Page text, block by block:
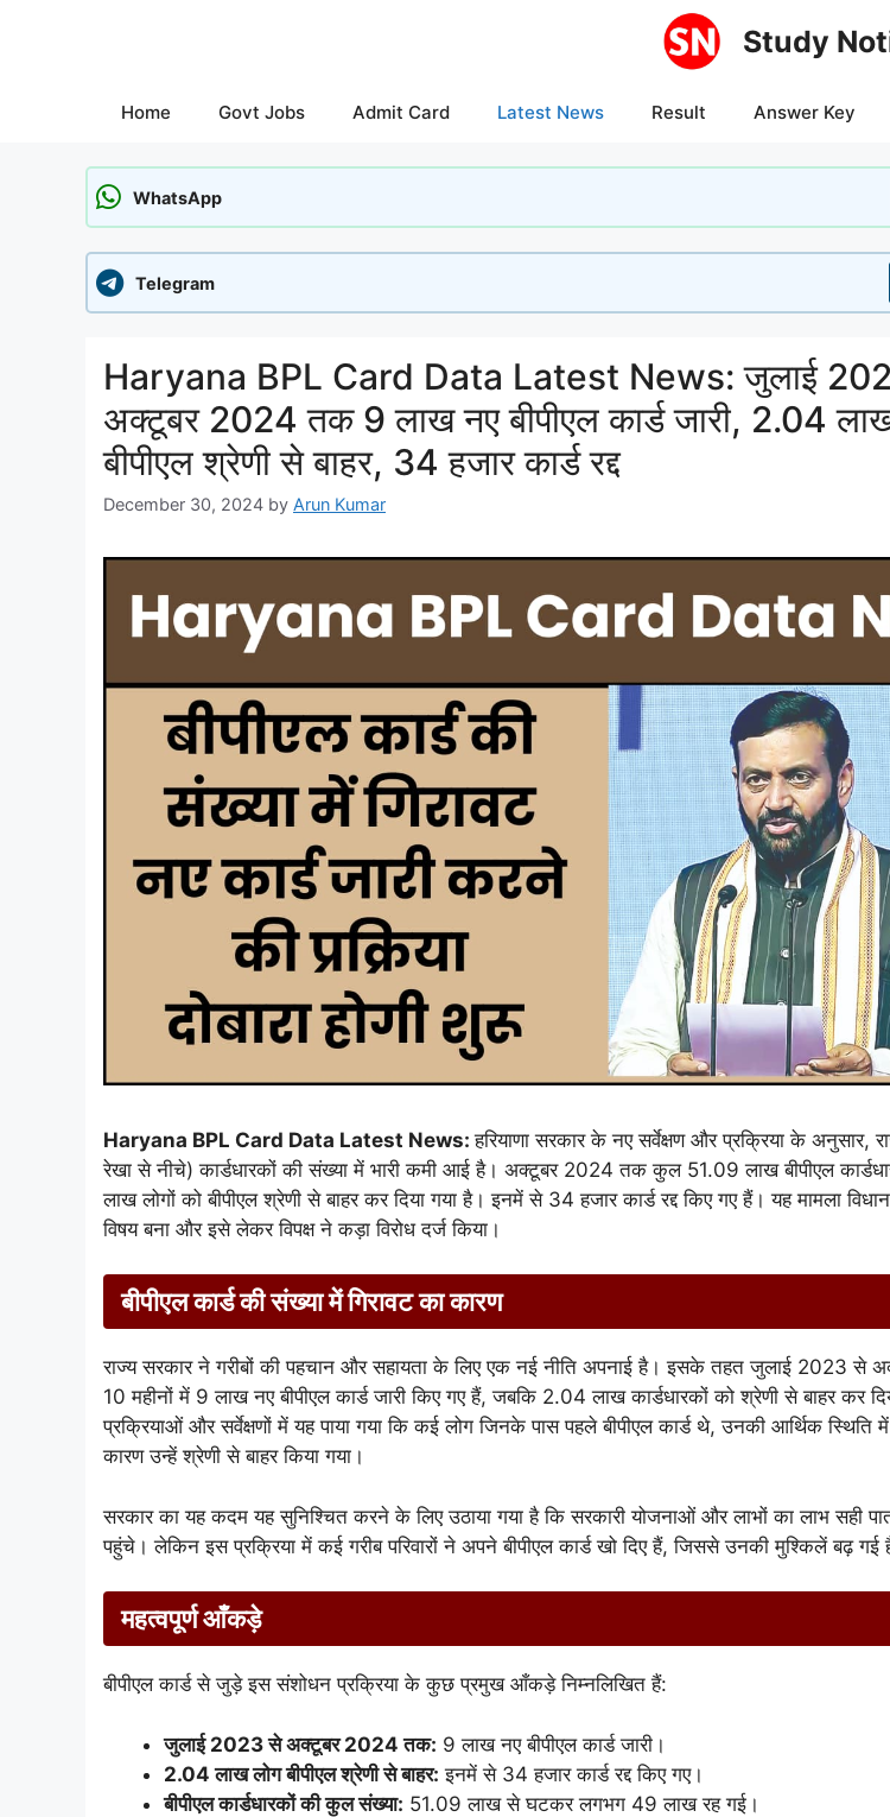
Study
Home Govt Jobs Admit Card Latest News Result Answer Key
WhatsApp
Telegram
Haryana BPL Card Data Latest News: जुलाई
अक्टूबर 2024 तक 9 लाख नए बीपीएल कार्ड जारी, 2.04
बीपीएल श्रेणी से बाहर, 34 हजार कार्ड रद्द
December 30, 2024 by Arun Kumar
Haryana BPL Card Data Latest News:हरियाणा सरकार के नए सर्वेक्षण और प्रक्रिया के अनुसार,
रेखा से नीचे) कार्डधारकों की संख्या में भारी कमी आई है। अक्टूबर 2024 तक कुल 51.09 लाख बीपीएल
लाख लोगों को बीपीएल श्रेणी से बाहर कर दिया गया है। इनमें से 34 हजार कार्ड रद्द किए गए हैं। यह मामला
विषय बना और इसे लेकर विपक्ष ने कड़ा विरोध दर्ज किया।
बीपीएल कार्ड की संख्या में गिरावट का कारण
राज्य सरकार ने गरीबों की पहचान और सहायता के लिए एक नई नीति अपनाई है। इसके तहत जुलाई 2023 से
10 महीनों में 9 लाख नए बीपीएल कार्ड जारी किए गए हैं, जबकि 2.04 लाख कार्डधारकों को श्रेणी से बाहर कर
प्रक्रियाओं और सर्वेक्षणों में यह पाया गया कि कई लोग जिनके पास पहले बीपीएल कार्ड थे, उनकी आर्थिक
कारण उन्हें श्रेणी से बाहर किया गया।
सरकार का यह कदम यह सुनिश्चित करने के लिए उठाया गया है कि सरकारी योजनाओं और लाभों का लाभ सही
पहुंचे। लेकिन इस प्रक्रिया में कई गरीब परिवारों ने अपने बीपीएल कार्ड खो दिए हैं, जिससे उनकी मुश्किलें बढ़ गई
महत्वपूर्ण आँकड़े
बीपीएल कार्ड से जुड़े इस संशोधन प्रक्रिया के कुछ प्रमुख आँकड़े निम्नलिखित हैं:
जुलाई 2023 से अक्टूबर 2024 तक: 9 लाख नए बीपीएल कार्ड जारी।
2.04 लाख लोग बीपीएल श्रेणी से बाहर: इनमें से 34 हजार कार्ड रद्द किए गए।
बीपीएल कार्डधारकों की कुल संख्या: 51.09 लाख से घटकर लगभग 49 लाख रह गई।